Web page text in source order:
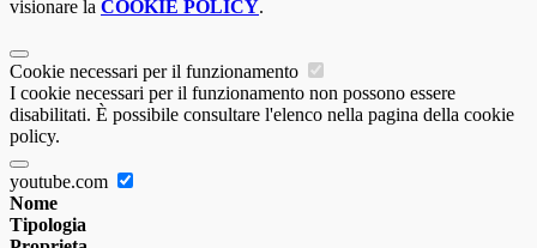
visionare la COOKIE POLICY.
Cookie necessari per il funzionamento
I cookie necessari per il funzionamento non possono essere
disabilitati. È possibile consultare l'elenco nella pagina della cookie
policy.
youtube.com
Nome
Tipologia